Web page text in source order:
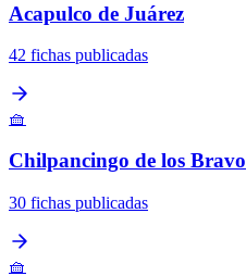
Acapulco de Juárez
42 fichas publicadas
🧺
Chilpancingo de los Bravo
30 fichas publicadas
🧺